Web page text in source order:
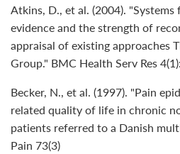
Atkins, D., et al. (2004).
evidence and the strength of
appraisal of existing approaches
Group." BMC Health Serv Res
Becker, N., et al. (1997). "Pain
related quality of life in chronic
patients referred to a Danish
Pain 73(3)